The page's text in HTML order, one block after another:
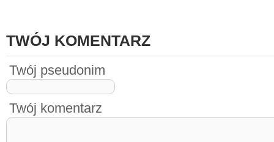
TWÓJ KOMENTARZ
Twój pseudonim
Twój komentarz